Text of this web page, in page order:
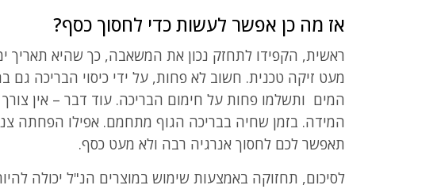
אז מה כן אפשר לעשות כדי לחסוך כסף?
ראשית, הקפידו לתחזק נכון את המשאבה, כך שהיא תאריך
מעט זיקה טכנית. חשוב לא פחות, על ידי כיסוי הבריכה
המים ותשלמו פחות על חימום הבריכה. עוד דבר – אין
המידה. בזמן שחיה בבריכה הגוף מתחמם. אפילו הפחתה
תאפשר לכם לחסוך אנרגיה רבה ולא מעט כסף.
לסיכום, תחזוקה באמצעות שימוש במוצרים הנ"ל יכולה